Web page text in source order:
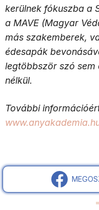
kerülnek fókuszba a
a MAVE (Magyar
más szakemberek,
édesapák
legtöbbször szó sem
nélkül.
További